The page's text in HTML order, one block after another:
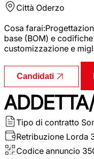
Città Oderzo
Cosa
base (BOM) e
customizzazione e
Candidati
Tipo di contratto
Retribuzione Lorda
Codice annuncio